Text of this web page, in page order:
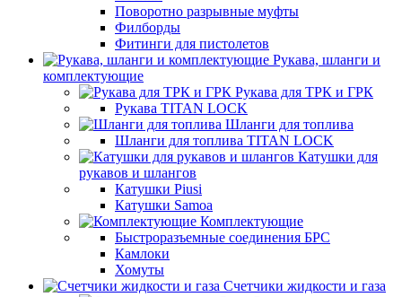
Поворотно разрывные муфты
Филборды
Фитинги для пистолетов
Рукава, шланги и
комплектующие
Рукава для ТРК и ГРК
Рукава TITAN LOCK
Шланги для топлива
Шланги для топлива TITAN LOCK
Катушки для
рукавов и шлангов
Катушки Piusi
Катушки Samoa
Комплектующие
Быстроразъемные соединения БРС
Камлоки
Хомуты
Счетчики жидкости и газа